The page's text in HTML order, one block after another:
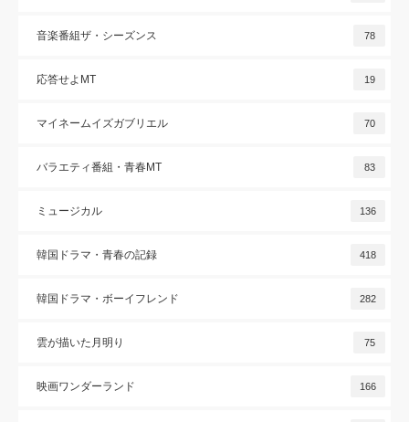
音楽番組ザ・シーズンス 78
応答せよMT 19
マイネームイズガブリエル 70
バラエティ番組・青春MT 83
ミュージカル 136
韓国ドラマ・青春の記録 418
韓国ドラマ・ボーイフレンド 282
雲が描いた月明り 75
映画ワンダーランド 166